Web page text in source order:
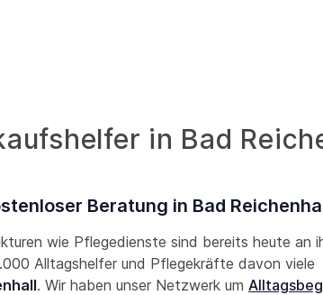
in Bad
Beratung in Bad
wie Pflegedienste sind bereits heute an
Alltagshelfer und Pflegekräfte davon viele
. Wir haben unser Netzwerk um